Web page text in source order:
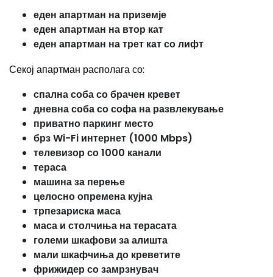
еден апартман на приземје
еден апартман на втор кат
еден апартман на трет кат со лифт
Секој апартман располага со:
спална соба со брачен кревет
дневна соба со софа на развлекување
приватно паркинг место
брз Wi-Fi интернет (1000 Mbps)
телевизор со 1000 канали
тераса
машина за перење
целосно опремена кујна
трпезариска маса
маса и столчиња на терасата
големи шкафови за алишта
мали шкафчиња до креветите
фрижидер со замрзнувач